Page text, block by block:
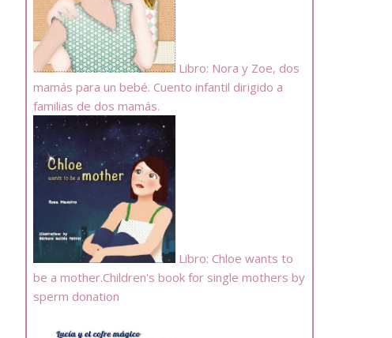
Libro: Nora y Zoe, dos
mamás para un bebé. Cuento infantil dirigido a
familias de dos mamás.
Libro: Chloe wants to
be a mother.Children's book for single mothers by
sperm donation